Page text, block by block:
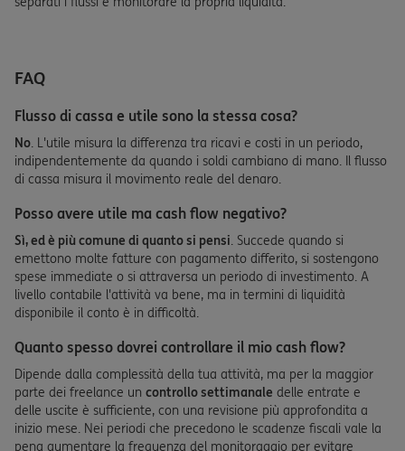
FAQ
Flusso di cassa e utile sono la stessa cosa?
No. L'utile misura la differenza tra ricavi e costi in un periodo,
indipendentemente da quando i soldi cambiano di mano. Il flusso
di cassa misura il movimento reale del denaro.
Posso avere utile ma cash flow negativo?
Sì, ed è più comune di quanto si pensi. Succede quando si
emettono molte fatture con pagamento differito, si sostengono
spese immediate o si attraversa un periodo di investimento. A
livello contabile l'attività va bene, ma in termini di liquidità
disponibile il conto è in difficoltà.
Quanto spesso dovrei controllare il mio cash flow?
Dipende dalla complessità della tua attività, ma per la maggior
parte dei freelance un controllo settimanale delle entrate e
delle uscite è sufficiente, con una revisione più approfondita a
inizio mese. Nei periodi che precedono le scadenze fiscali vale la
pena aumentare la frequenza del monitoraggio per evitare